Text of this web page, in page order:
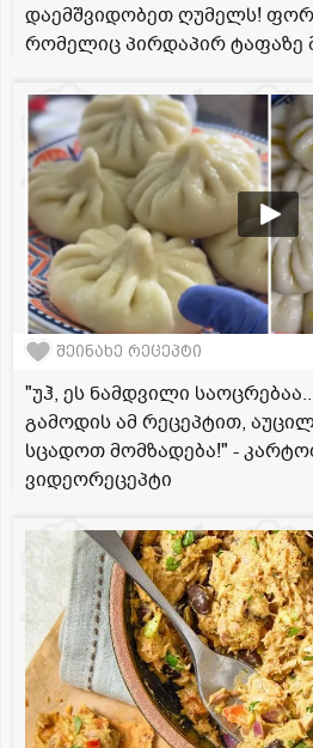
დაემშვიდობეთ ღუმელს!
რომელიც პირდაპირ ტაფაზე
შეინახე რეცეპტი
"უჰ, ეს ნამდვილი
გამოდის ამ რეცეპტით,
სცადოთ მომზადება!" -
ვიდეორეცეპტი